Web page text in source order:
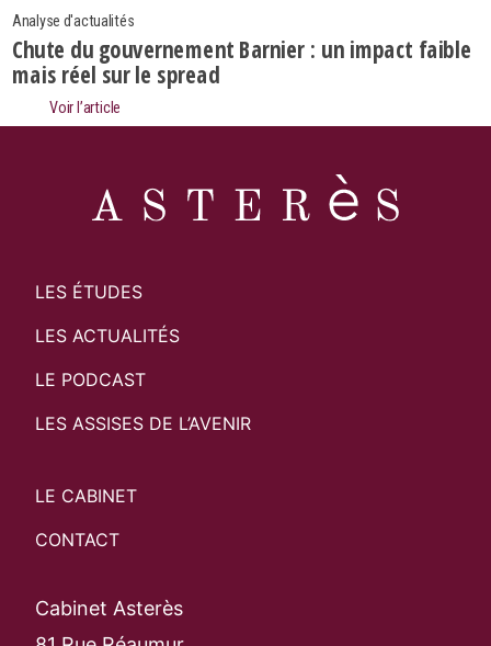
Analyse d'actualités
Chute du gouvernement Barnier : un impact faible
mais réel sur le spread
Voir l’article
LES ÉTUDES
LES ACTUALITÉS
LE PODCAST
LES ASSISES DE L’AVENIR
LE CABINET
CONTACT
Cabinet Asterès
Search
Rechercher